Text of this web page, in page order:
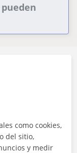
nuestra
como cookies,
del sitio,
y medir